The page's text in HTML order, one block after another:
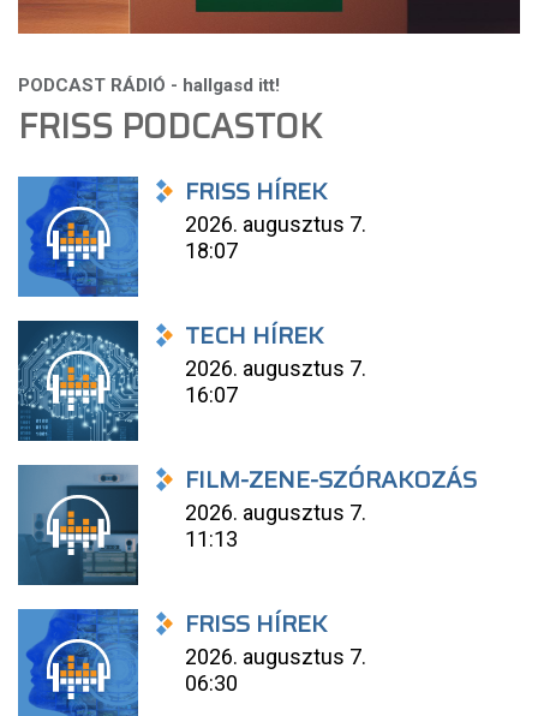
FRISS PODCASTOK
FRISS HÍREK
2026. augusztus 7.
18:07
TECH HÍREK
2026. augusztus 7.
16:07
FILM-ZENE-SZÓRAKOZÁS
2026. augusztus 7.
11:13
FRISS HÍREK
2026. augusztus 7.
06:30